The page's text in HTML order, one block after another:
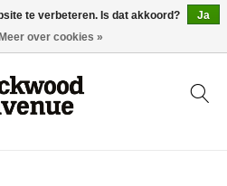
te verbeteren. Is dat akkoord?
Ja
Meer over cookies »